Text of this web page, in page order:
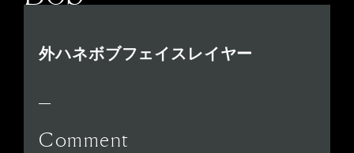
外ハネボブフェイスレイヤー
Comment